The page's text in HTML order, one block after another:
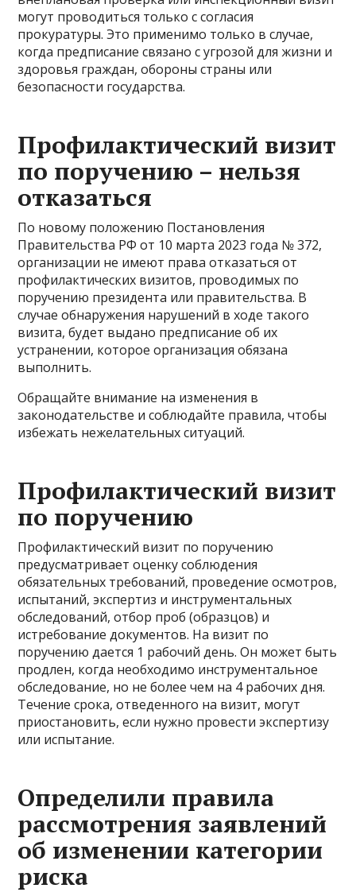
могут проводиться только с согласия
прокуратуры. Это применимо только в случае,
когда предписание связано с угрозой для жизни и
здоровья граждан, обороны страны или
безопасности государства.
Профилактический визит
по поручению – нельзя
отказаться
По новому положению Постановления
Правительства РФ от 10 марта 2023 года № 372,
организации не имеют права отказаться от
профилактических визитов, проводимых по
поручению президента или правительства. В
случае обнаружения нарушений в ходе такого
визита, будет выдано предписание об их
устранении, которое организация обязана
выполнить.
Обращайте внимание на изменения в
законодательстве и соблюдайте правила, чтобы
избежать нежелательных ситуаций.
Профилактический визит
по поручению
Профилактический визит по поручению
предусматривает оценку соблюдения
обязательных требований, проведение осмотров,
испытаний, экспертиз и инструментальных
обследований, отбор проб (образцов) и
истребование документов. На визит по
поручению дается 1 рабочий день. Он может быть
продлен, когда необходимо инструментальное
обследование, но не более чем на 4 рабочих дня.
Течение срока, отведенного на визит, могут
приостановить, если нужно провести экспертизу
или испытание.
Определили правила
рассмотрения заявлений
об изменении категории
риска